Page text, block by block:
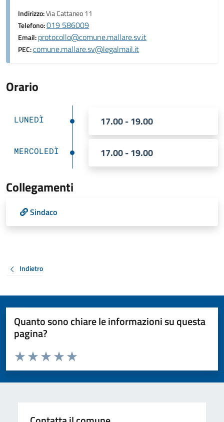
Indirizzo:Via Cattaneo 11
Telefono:019 586009
Email:protocollo@comune.mallare.sv.it
PEC:comune.mallare.sv@legalmail.it
Orario
LUNEDÌ 17.00 - 19.00
MERCOLEDÌ 17.00 - 19.00
Collegamenti
Sindaco
Indietro
Quanto sono chiare le informazioni su questa
pagina?
Valuta da 1 a 5 stelle la pagina
Valuta 5 stelle su 5
Valuta 4 stelle su 5
Valuta 3 stelle su 5
Valuta 2 stelle su 5
Valuta 1 stelle su 5